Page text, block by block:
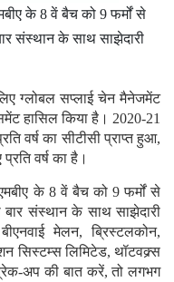
के 8 वें बैच को 9 फर्मों से
संस्थान के साथ साझेदारी
ग्लोबल सप्लाई चेन मैनेजमेंट
हासिल किया है। 2020-21
वर्ष का सीटीसी प्राप्त हुआ,
वर्ष का है।
के 8 वें बैच को 9 फर्मों से
संस्थान के साथ साझेदारी
मेलन, ब्रिस्टलकोन,
सिस्टम्स लिमिटेड, थॉटवक्र्स
अप की बात करें, तो लगभग